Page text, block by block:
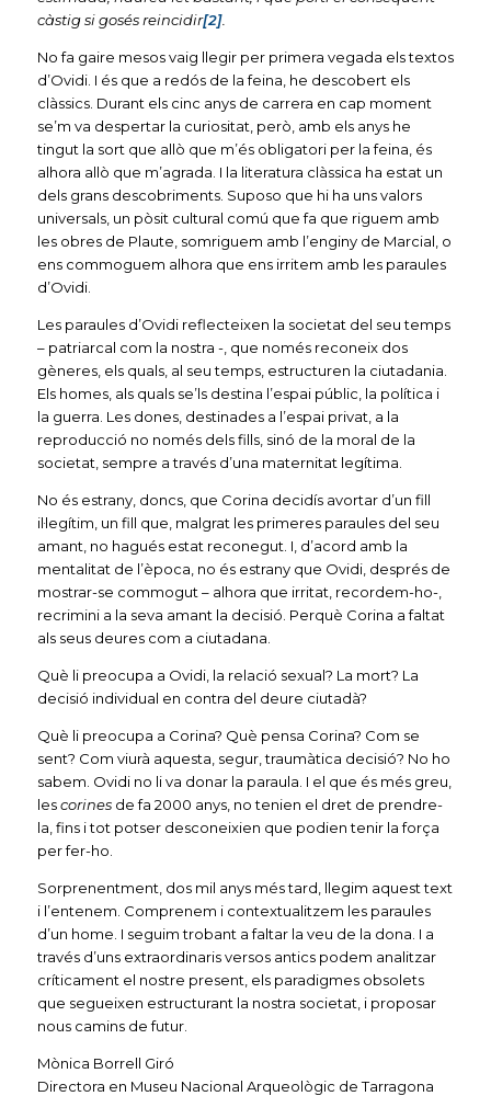
càstig si gosés reincidir[2].
No fa gaire mesos vaig llegir per primera vegada els textos
d’Ovidi. I és que a redós de la feina, he descobert els
clàssics. Durant els cinc anys de carrera en cap moment
se’m va despertar la curiositat, però, amb els anys he
tingut la sort que allò que m’és obligatori per la feina, és
alhora allò que m’agrada. I la literatura clàssica ha estat un
dels grans descobriments. Suposo que hi ha uns valors
universals, un pòsit cultural comú que fa que riguem amb
les obres de Plaute, somriguem amb l’enginy de Marcial, o
ens commoguem alhora que ens irritem amb les paraules
d’Ovidi.
Les paraules d’Ovidi reflecteixen la societat del seu temps
– patriarcal com la nostra -, que només reconeix dos
gèneres, els quals, al seu temps, estructuren la ciutadania.
Els homes, als quals se’ls destina l’espai públic, la política i
la guerra. Les dones, destinades a l’espai privat, a la
reproducció no només dels fills, sinó de la moral de la
societat, sempre a través d’una maternitat legítima.
No és estrany, doncs, que Corina decidís avortar d’un fill
il·legítim, un fill que, malgrat les primeres paraules del seu
amant, no hagués estat reconegut. I, d’acord amb la
mentalitat de l’època, no és estrany que Ovidi, després de
mostrar-se commogut – alhora que irritat, recordem-ho-,
recrimini a la seva amant la decisió. Perquè Corina a faltat
als seus deures com a ciutadana.
Què li preocupa a Ovidi, la relació sexual? La mort? La
decisió individual en contra del deure ciutadà?
Què li preocupa a Corina? Què pensa Corina? Com se
sent? Com viurà aquesta, segur, traumàtica decisió? No ho
sabem. Ovidi no li va donar la paraula. I el que és més greu,
lescorinesde fa 2000 anys, no tenien el dret de prendre-
la, fins i tot potser desconeixien que podien tenir la força
per fer-ho.
Sorprenentment, dos mil anys més tard, llegim aquest text
i l’entenem. Comprenem i contextualitzem les paraules
d’un home. I seguim trobant a faltar la veu de la dona. I a
través d’uns extraordinaris versos antics podem analitzar
críticament el nostre present, els paradigmes obsolets
que segueixen estructurant la nostra societat, i proposar
nous camins de futur.
Mònica Borrell Giró
Directora en Museu Nacional Arqueològic de Tarragona